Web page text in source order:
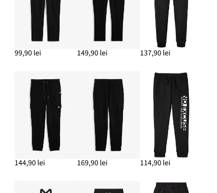
ADAUGĂ ÎN COȘ
Ghete cu șiret
124,90 lei
Geacă funcțională din material impermeabil, cu căptușeală
matlasată
419,90 lei
ADAUGĂ ÎN COȘ
99,90 lei 149,90 lei 137,90 lei
144,90 lei 169,90 lei 114,90 lei